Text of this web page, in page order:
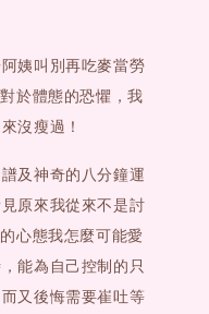
姨叫別再吃麥當勞
於體態的恐懼，我
沒瘦過！
及神奇的八分鐘運
原來我從來不是討
心態我怎麼可能愛
能為自己控制的只
又後悔需要崔吐等